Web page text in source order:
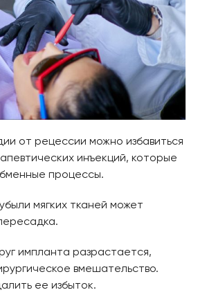
от рецессии можно избавиться
инъекций, которые
процессы.
мягких тканей может
импланта разрастается,
вмешательство.
ее избыток.